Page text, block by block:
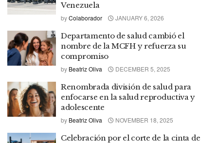
Venezuela
byColaborador JANUARY 6, 2026
Departamento de salud cambió el
nombre de la MCFH y refuerza su
compromiso
by Beatriz Oliva DECEMBER 5, 2025
Renombrada división de salud para
enfocarse en la salud reproductiva y
adolescente
by Beatriz Oliva NOVEMBER 18, 2025
Celebración por el corte de la cinta de